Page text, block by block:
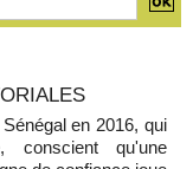
en 2016, qui
conscient qu'une